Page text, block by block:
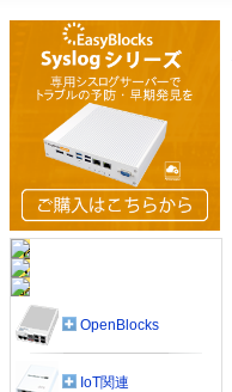
OpenBlocks
IoT関連